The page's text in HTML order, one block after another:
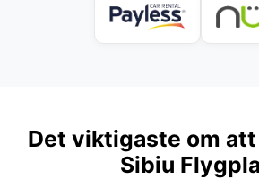
Det viktigaste om
Sibiu